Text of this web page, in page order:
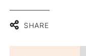
SHARE